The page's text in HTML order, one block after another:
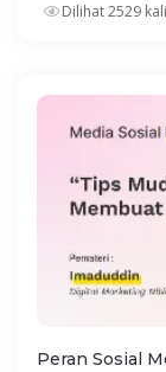
Dilihat 2529 kali
Peran Sosial